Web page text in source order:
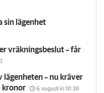
sin lägenhet
vräkningsbeslut – får
lägenheten – nu kräver
kronor
6 augusti kl 10:30